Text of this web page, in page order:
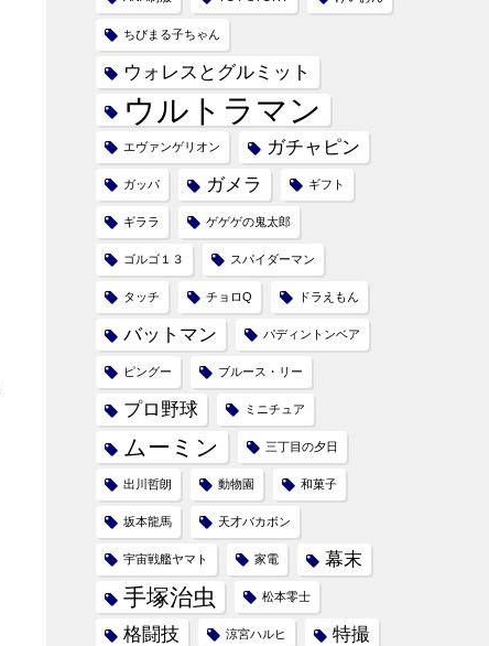
ちびまる子ちゃん
ウォレスとグルミット
ウルトラマン
エヴァンゲリオン ガチャピン
ガッパ ガメラ ギフト
ギララ ゲゲゲの鬼太郎
ゴルゴ１３ スパイダーマン
タッチ チョロQ ドラえもん
バットマン パディントンベア
ピングー ブルース・リー
プロ野球 ミニチュア
ムーミン 三丁目の夕日
出川哲朗 動物園 和菓子
坂本龍馬 天才バカボン
宇宙戦艦ヤマト 家電 幕末
手塚治虫 松本零士
格闘技 涼宮ハルヒ 特撮